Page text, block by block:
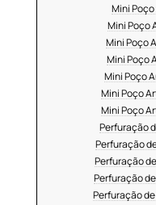
Mini
Mini Poço
Mini Poço
Mini Poço
Mini Poço
Mini Poço
Mini Poço
Perfuração
Perfuração
Perfuração
Perfuração
Perfuração